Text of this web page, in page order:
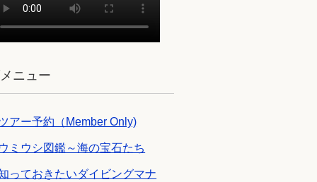
ニュー
アー予約（Member Only)
ミウシ図鑑～海の宝石たち
っておきたいダイビングマナ